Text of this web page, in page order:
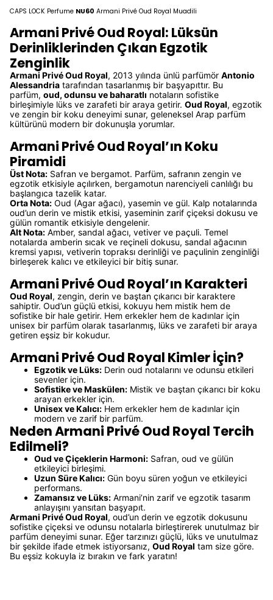
CAPS LOCK Perfume NU60 Armani Privé Oud Royal Muadili
Armani Privé Oud Royal: Lüksün
Derinliklerinden Çıkan Egzotik
Zenginlik
Armani Privé Oud Royal, 2013 yılında ünlü parfümör Antonio
Alessandria tarafından tasarlanmış bir başyapıttır. Bu
parfüm, oud, odunsu ve baharatlı notaların sofistike
birleşimiyle lüks ve zarafeti bir araya getirir. Oud Royal, egzotik
ve zengin bir koku deneyimi sunar, geleneksel Arap parfüm
kültürünü modern bir dokunuşla yorumlar.
Armani Privé Oud Royal’ın Koku
Piramidi
Üst Nota: Safran ve bergamot. Parfüm, safranın zengin ve
egzotik etkisiyle açılırken, bergamotun narenciyeli canlılığı bu
başlangıca tazelik katar.
Orta Nota: Oud (Agar ağacı), yasemin ve gül. Kalp notalarında
oud’un derin ve mistik etkisi, yaseminin zarif çiçeksi dokusu ve
gülün romantik etkisiyle dengelenir.
Alt Nota: Amber, sandal ağacı, vetiver ve paçuli. Temel
notalarda amberin sıcak ve reçineli dokusu, sandal ağacının
kremsi yapısı, vetiverin topraksı derinliği ve paçulinin zenginliği
birleşerek kalıcı ve etkileyici bir bitiş sunar.
Armani Privé Oud Royal’ın Karakteri
Oud Royal, zengin, derin ve baştan çıkarıcı bir karaktere
sahiptir. Oud’un güçlü etkisi, kokuyu hem mistik hem de
sofistike bir hale getirir. Hem erkekler hem de kadınlar için
unisex bir parfüm olarak tasarlanmış, lüks ve zarafeti bir araya
getiren eşsiz bir kokudur.
Armani Privé Oud Royal Kimler İçin?
Egzotik ve Lüks: Derin oud notalarını ve odunsu etkileri
sevenler için.
Sofistike ve Maskülen: Mistik ve baştan çıkarıcı bir koku
arayan erkekler için.
Unisex ve Kalıcı: Hem erkekler hem de kadınlar için
modern ve zarif bir parfüm.
Neden Armani Privé Oud Royal Tercih
Edilmeli?
Oud ve Çiçeklerin Harmoni: Safran, oud ve gülün
etkileyici birleşimi.
Uzun Süre Kalıcı: Gün boyu süren yoğun ve etkileyici
performans.
Zamansız ve Lüks: Armani’nin zarif ve egzotik tasarım
anlayışını yansıtan başyapıt.
Armani Privé Oud Royal, oud’un derin ve egzotik dokusunu
sofistike çiçeksi ve odunsu notalarla birleştirerek unutulmaz bir
parfüm deneyimi sunar. Eğer tarzınızı güçlü, lüks ve unutulmaz
bir şekilde ifade etmek istiyorsanız, Oud Royal tam size göre.
Bu eşsiz kokuyla iz bırakın ve fark yaratın!